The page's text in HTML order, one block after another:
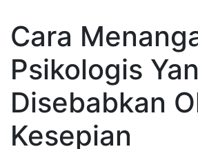
Cara
Psikologis
Disebabkan
Kesepian